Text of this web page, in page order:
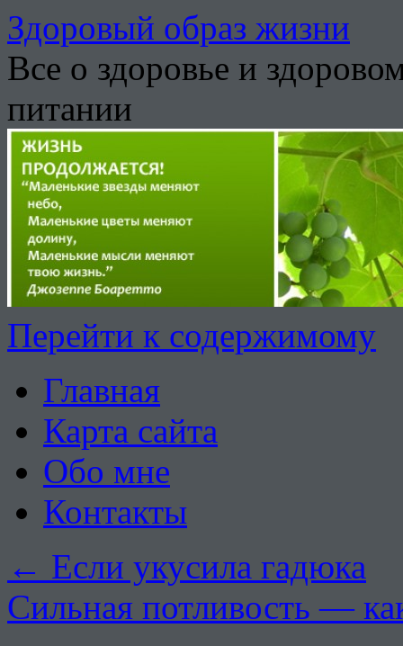
Здоровый образ жизни
Все о здоровье и
питании
Перейти к содержимому
Главная
Карта сайта
Обо мне
Контакты
← Если укусила гадюка
Сильная потливость —